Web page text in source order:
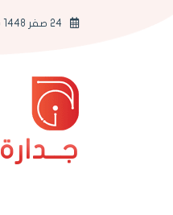
جــدارة